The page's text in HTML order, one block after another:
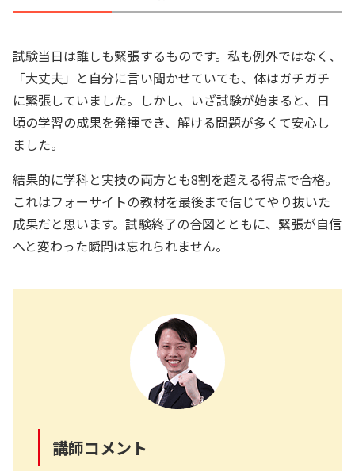
試験当日は誰しも緊張するものです。私も例外ではなく、
「大丈夫」と自分に言い聞かせていても、体はガチガチ
に緊張していました。しかし、いざ試験が始まると、日
頃の学習の成果を発揮でき、解ける問題が多くて安心し
ました。
結果的に学科と実技の両方とも8割を超える得点で合格。
これはフォーサイトの教材を最後まで信じてやり抜いた
成果だと思います。試験終了の合図とともに、緊張が自信
へと変わった瞬間は忘れられません。
講師コメント